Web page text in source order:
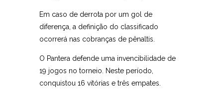
Em caso de derrota por um gol de
diferença, a definição do classificado
ocorrerá nas cobranças de pênaltis.
O Pantera defende uma invencibilidade de
19 jogos no torneio. Neste período,
conquistou 16 vitórias e três empates.